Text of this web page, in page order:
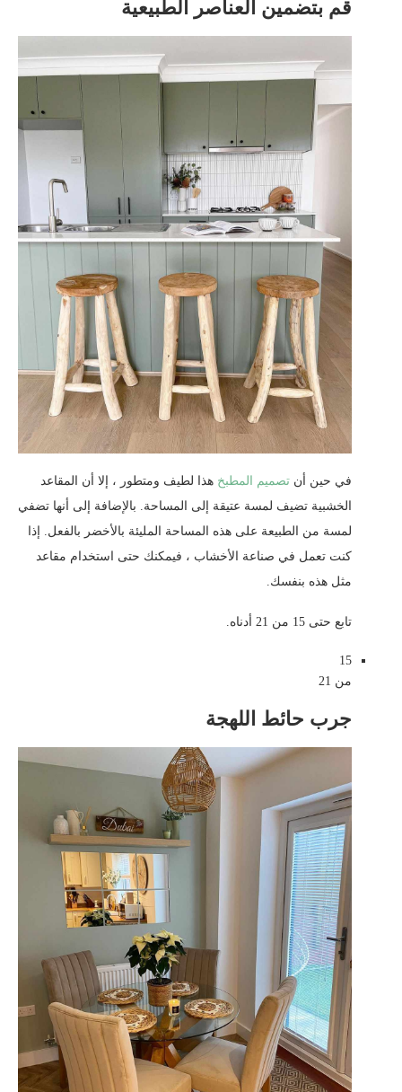
قم بتضمين العناصر الطبيعية
في حين أن تصميم المطبخ هذا لطيف ومتطور ، إلا أن المقاعد
الخشبية تضيف لمسة عتيقة إلى المساحة. بالإضافة إلى أنها تضفي
لمسة من الطبيعة على هذه المساحة المليئة بالأخضر بالفعل. إذا
كنت تعمل في صناعة الأخشاب ، فيمكنك حتى استخدام مقاعد
مثل هذه بنفسك.
تابع حتى 15 من 21 أدناه.
15
من 21
جرب حائط اللهجة